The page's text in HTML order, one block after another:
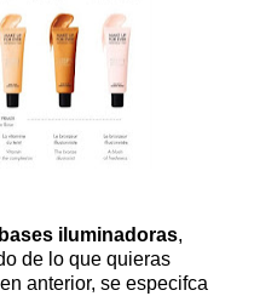
iluminadoras,
de lo que quieras
anterior, se especifca